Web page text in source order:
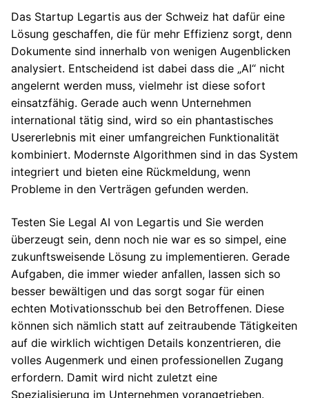
Das Startup Legartis aus der Schweiz hat dafür eine
Lösung geschaffen, die für mehr Effizienz sorgt, denn
Dokumente sind innerhalb von wenigen Augenblicken
analysiert. Entscheidend ist dabei dass die „AI“ nicht
angelernt werden muss, vielmehr ist diese sofort
einsatzfähig. Gerade auch wenn Unternehmen
international tätig sind, wird so ein phantastisches
Usererlebnis mit einer umfangreichen Funktionalität
kombiniert. Modernste Algorithmen sind in das System
integriert und bieten eine Rückmeldung, wenn
Probleme in den Verträgen gefunden werden.
Testen Sie Legal AI von Legartis und Sie werden
überzeugt sein, denn noch nie war es so simpel, eine
zukunftsweisende Lösung zu implementieren. Gerade
Aufgaben, die immer wieder anfallen, lassen sich so
besser bewältigen und das sorgt sogar für einen
echten Motivationsschub bei den Betroffenen. Diese
können sich nämlich statt auf zeitraubende Tätigkeiten
auf die wirklich wichtigen Details konzentrieren, die
volles Augenmerk und einen professionellen Zugang
erfordern. Damit wird nicht zuletzt eine
Spezialisierung im Unternehmen vorangetrieben.